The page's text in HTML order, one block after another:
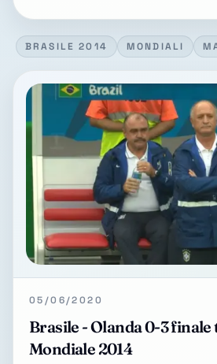
BRASILE 2014 MONDIALI
05/06/2020
Brasile - Olanda 0-3
Mondiale 2014